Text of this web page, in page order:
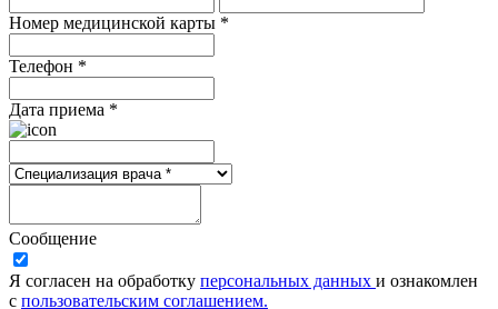
Номер медицинской карты *
Телефон *
Дата приема *
Сообщение
Я согласен на обработку персональных данных и ознакомлен
с пользовательским соглашением.